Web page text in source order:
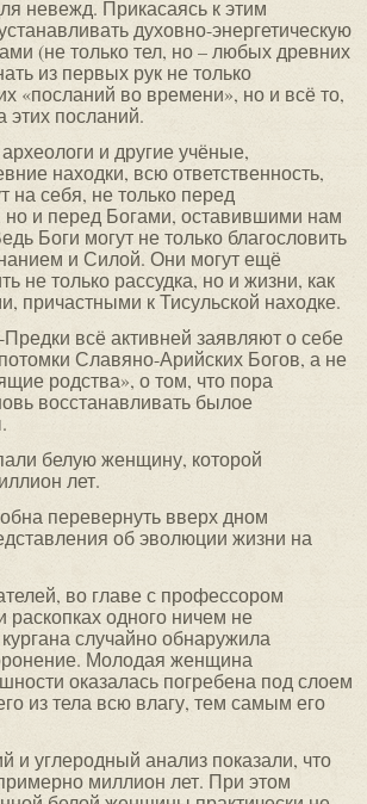
невежд. Прикасаясь к этим
духовно-энергетическую
(не только тел, но – любых древних
из первых рук не только
«посланий во времени», но и всё то,
этих посланий.
и другие учёные,
находки, всю ответственность,
на себя, не только перед
и перед Богами, оставившими нам
Боги могут не только благословить
и Силой. Они могут ещё
не только рассудка, но и жизни, как
причастными к Тисульской находке.
всё активней заявляют о себе
Славяно-Арийских Богов, а не
родства», о том, что пора
восстанавливать былое
белую женщину, которой
лет.
перевернуть вверх дном
об эволюции жизни на
во главе с профессором
одного ничем не
случайно обнаружила
Молодая женщина
оказалась погребена под слоем
из тела всю влагу, тем самым его
и углеродный анализ показали, что
миллион лет. При этом